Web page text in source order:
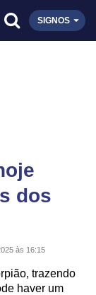
SIGNOS
dos
às 16:15
trazendo
haver um